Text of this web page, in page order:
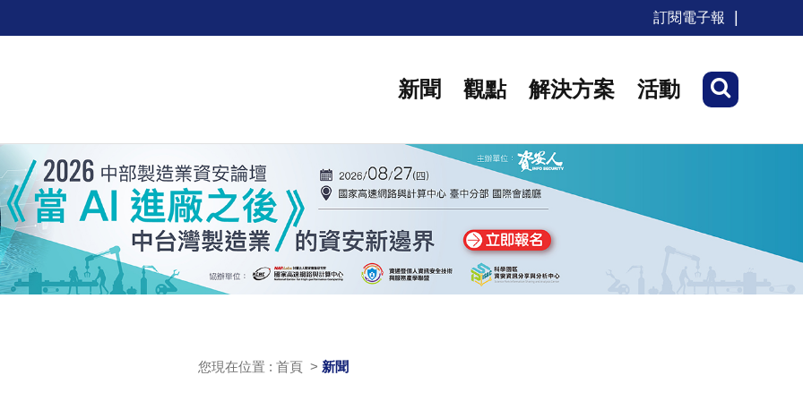
訂閱電子報
新聞 觀點 解決方案 活動
您現在位置 : 首頁 > 新聞